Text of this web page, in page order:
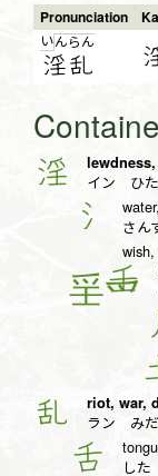
Pronunciation
いん
淫
ら ん
乱
淫 イン ひ
氵 さん
壬
乱 riot, war,
ラン み
舌 し